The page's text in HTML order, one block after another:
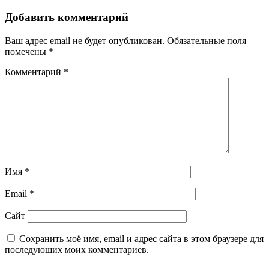
Добавить комментарий
Ваш адрес email не будет опубликован. Обязательные поля
помечены *
Комментарий *
Имя *
Email *
Сайт
Сохранить моё имя, email и адрес сайта в этом браузере для
последующих моих комментариев.